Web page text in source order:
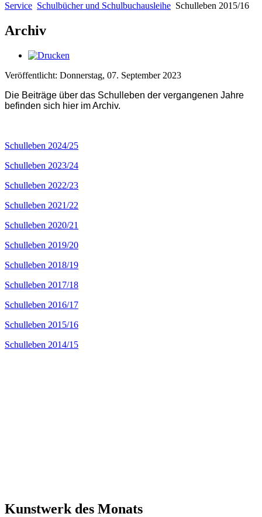
Service Schulbücher und Schulbuchausleihe Schulleben 2015/16
Archiv
Veröffentlicht: Donnerstag, 07. September 2023
Die Beiträge über das Schulleben der vergangenen Jahre
befinden sich hier im Archiv.
Schulleben 2024/25
Schulleben 2023/24
Schulleben 2022/23
Schulleben 2021/22
Schulleben 2020/21
Schulleben 2019/20
Schulleben 2018/19
Schulleben 2017/18
Schulleben 2016/17
Schulleben 2015/16
Schulleben 2014/15
Kunstwerk des Monats